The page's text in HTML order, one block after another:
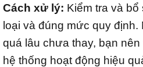
Cách xử lý: Kiểm tra và
loại và đúng mức quy định.
quá lâu chưa thay, bạn
hệ thống hoạt động hiệu